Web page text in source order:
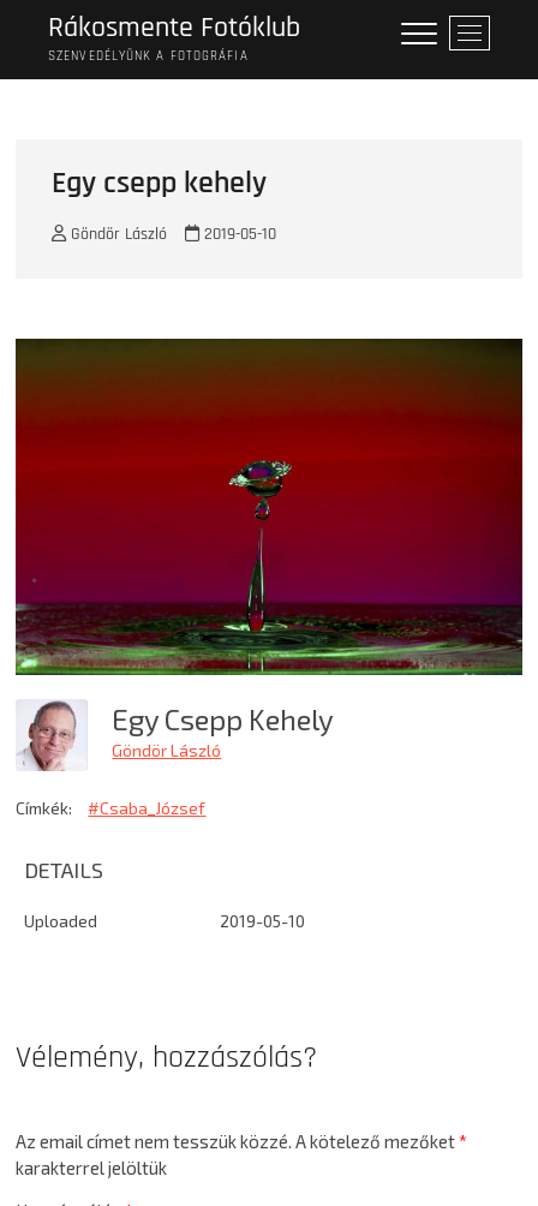
content
Rákosmente Fotóklub
SZENVEDÉLYÜNK A FOTOGRÁFIA
M
e
n
Egy csepp kehely
Göndör László 2019-05-10
Egy Csepp Kehely
Göndör László
Címkék: #Csaba_József
DETAILS
Uploaded 2019-05-10
Vélemény, hozzászólás?
Az email címet nem tesszük közzé. A kötelező mezőket*
karakterrel jelöltük